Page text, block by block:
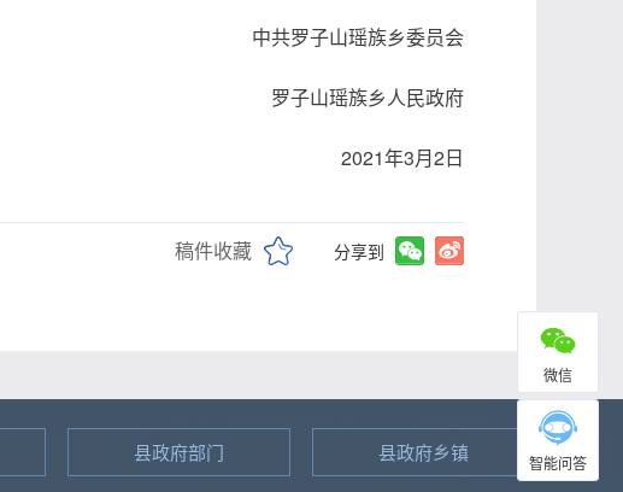
瑶族乡委员会
族乡人民政府
年3月2日
稿件收藏 分享到
微信
智能问答
县政府部门 县政府乡镇